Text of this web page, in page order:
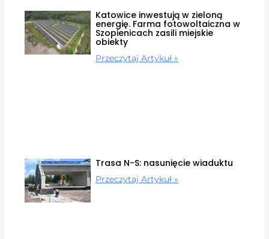
Katowice inwestują w zieloną
energię. Farma fotowoltaiczna w
Szopienicach zasili miejskie
obiekty
Przeczytaj Artykuł »
Trasa N-S: nasunięcie wiaduktu
Przeczytaj Artykuł »